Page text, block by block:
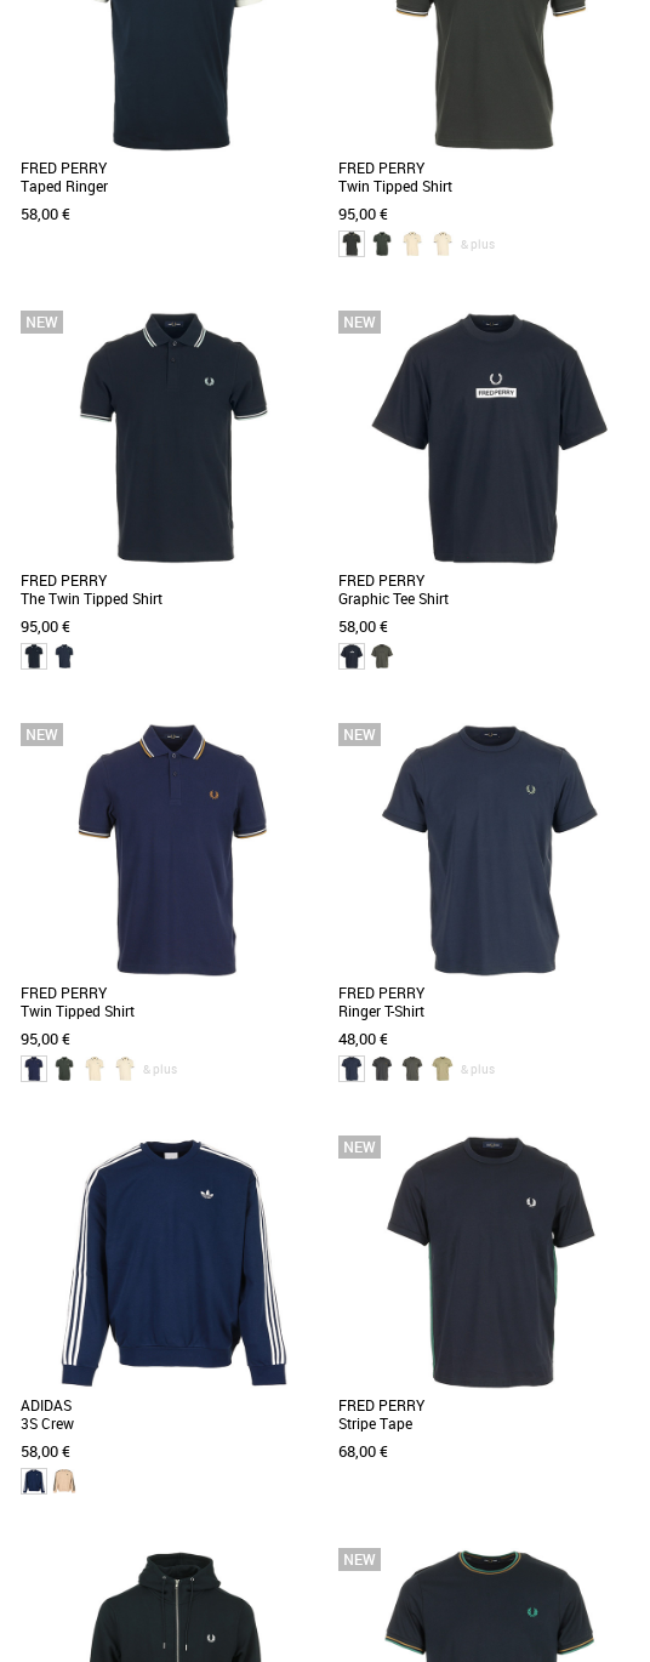
FRED PERRY
Taped Ringer
58,00 €
M L
Défini par son col et ses bordures de manches
côtelés et contrastants, ce tee-shirt est inspiré
FRED PERRY
Twin Tipped Shirt
95,00 €
& plus
S M L
Découvrez le polo Fred Perry Twin Tipped Shirt,
un incontournable de la mode masculine
alliant style [...]
FRED PERRY
The Twin Tipped Shirt
95,00 €
S M L
Le Fred Perry The Twin Tipped Shirt est un
polo incontournable de la collection Automne-
Hiver 2026, conçu [...]
FRED PERRY
Graphic Tee Shirt
58,00 €
S M L
Vêtements
Découvrez le T-shirt Graphic de Fred Perry, un
incontournable de la collection Automne-Hiver
2026. Conçu [...]
FRED PERRY
Twin Tipped Shirt
95,00 €
& plus
Le polo Fred Perry Twin Tipped Shirt incarne
l'alliance parfaite entre élégance classique et
confort [...]
FRED PERRY
Ringer T-Shirt
48,00 €
& plus
S M L
Vêtements
Le Fred Perry Ringer T-Shirt est un
incontournable de la garde-robe masculine
pour la saison Automne-Hiver [...]
ADIDAS
3S Crew
58,00 €
Le sweat adidas 3S Crew est un
incontournable de la mode masculine, alliant
confort et style pour la [...]
FRED PERRY
Stripe Tape
68,00 €
S L
Vêtements
Le T-shirt Fred Perry Stripe Tape est l'essentiel
parfait pour votre garde-robe printanière et
estivale. [...]